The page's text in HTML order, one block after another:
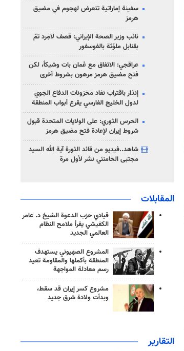
سفينة إماراتية تتعرض لهجوم في مضيق
هرمز
نائب وزير الصحة الإيراني: قصف لامِرد تمّ
بقنابل ملوّثة بالفوسفور
عراقجي: الاتفاق مع عُمان بات وشيكاً، لكن
فتح مضيق هرمز مرهون بشروط أخرى
إنذار باقتراب نفاد مخزونات الدفاع الجوي
لدول الخليج الفارسي يقرع أبواب المنطقة
الحرس الثوري: على الولايات المتحدة قبول
شروط إيران لإعادة فتح مضيق هرمز
شاهد..فيديو من قائد الثورة آية الله السيد
مجتبى الخامنئي نشر لأول مرة
المقابلات
قيادي حزب الدعوة الشيخ د. عامر
الكفيشي يقرأ ملامح النظام
العالمي الجديد
المشروع الصهيوني يستهدف
المنطقة بأكملها والمقاومة تعيد
رسم معادلة المواجهة
مشروع كسر إيران قد سقط،
وبدأت ولادة شرق جديد
التقارير